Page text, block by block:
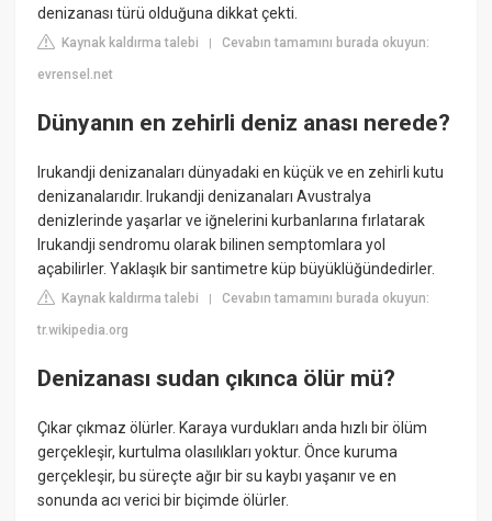
denizanası türü olduğuna dikkat çekti.
Kaynak kaldırma talebi |Cevabın tamamını burada okuyun:
evrensel.net
Dünyanın en zehirli deniz anası nerede?
Irukandji denizanaları dünyadaki en küçük ve en zehirli kutu
denizanalarıdır. Irukandji denizanaları Avustralya
denizlerinde yaşarlar ve iğnelerini kurbanlarına fırlatarak
Irukandji sendromu olarak bilinen semptomlara yol
açabilirler. Yaklaşık bir santimetre küp büyüklüğündedirler.
Kaynak kaldırma talebi |Cevabın tamamını burada okuyun:
tr.wikipedia.org
Denizanası sudan çıkınca ölür mü?
Çıkar çıkmaz ölürler. Karaya vurdukları anda hızlı bir ölüm
gerçekleşir, kurtulma olasılıkları yoktur. Önce kuruma
gerçekleşir, bu süreçte ağır bir su kaybı yaşanır ve en
sonunda acı verici bir biçimde ölürler.